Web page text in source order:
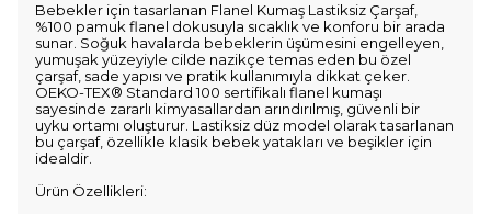
Bebekler için tasarlanan Flanel Kumaş Lastiksiz Çarşaf,
%100 pamuk flanel dokusuyla sıcaklık ve konforu bir arada
sunar. Soğuk havalarda bebeklerin üşümesini engelleyen,
yumuşak yüzeyiyle cilde nazikçe temas eden bu özel
çarşaf, sade yapısı ve pratik kullanımıyla dikkat çeker.
OEKO-TEX® Standard 100 sertifikalı flanel kumaşı
sayesinde zararlı kimyasallardan arındırılmış, güvenli bir
uyku ortamı oluşturur. Lastiksiz düz model olarak tasarlanan
bu çarşaf, özellikle klasik bebek yatakları ve beşikler için
idealdir.
Ürün Özellikleri: